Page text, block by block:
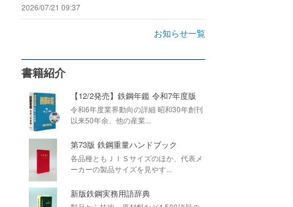
2026/07/21 09:37
お知らせ一覧
書籍紹介
【12/2発売】鉄鋼年鑑 令和7年度版
令和6年度業界動向の詳細 昭和30年創刊
以来50年余、他の産業...
第73版 鉄鋼重量ハンドブック
各品種ともＪＩＳサイズのほか、代表メ
ーカーの製品サイズを見やす...
新版鉄鋼実務用語辞典